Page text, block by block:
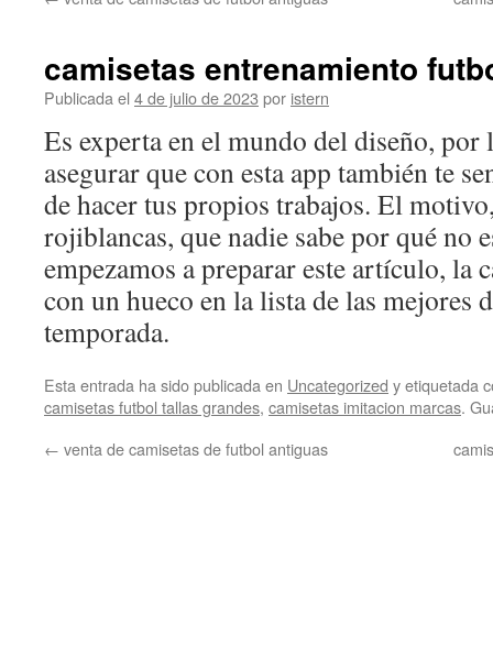
camisetas entrenamiento
Publicada el 4 de julio de 2023 por istern
Es experta en el mundo del diseño, por
asegurar que con esta app también te
de hacer tus propios trabajos. El
rojiblancas, que nadie sabe por qué no
empezamos a preparar este artículo, la
con un hueco en la lista de las mejores
temporada.
Esta entrada ha sido publicada en Uncategorized y etiquetada
camisetas futbol tallas grandes, camisetas imitacion marcas.
← venta de camisetas de futbol antiguas